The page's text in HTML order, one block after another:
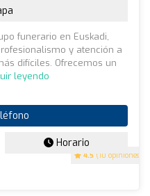
4.5 (10 opiniones)
funerario en Euskadi,
y atención a
difíciles. Ofrecemos un
leyendo
Horario